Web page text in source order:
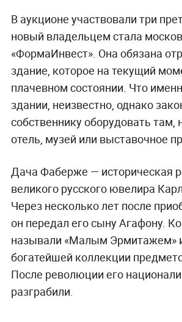
В аукционе участвовали три
новый владельцем стала
«ФормаИнвест». Она обязана
здание, которое на текущий
плачевном состоянии. Что
здании, неизвестно, однако
собственнику оборудовать там,
отель, музей или выставочное
Дача Фаберже — историческая
великого русского ювелира
Через несколько лет после
он передал его сыну Агафону.
называли «Малым Эрмитажем»
богатейшей коллекции
После революции его
разграбили.